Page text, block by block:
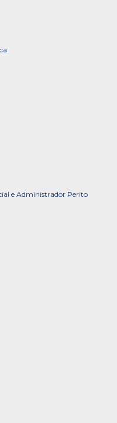
e Administrador Perito